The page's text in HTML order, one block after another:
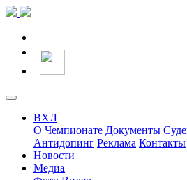
ВХЛ
О Чемпионате Документы
Антидопинг Реклама Контакты
Новости
Медиа